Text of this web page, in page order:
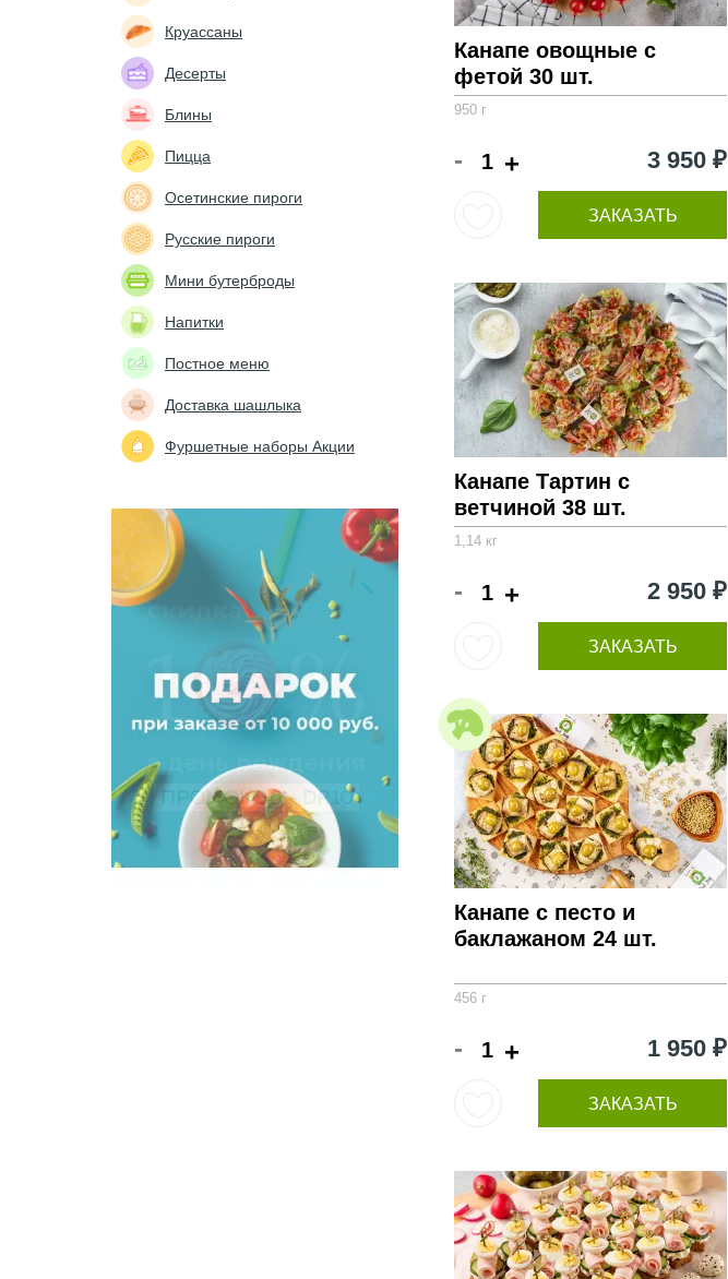
Круассаны
Десерты
Блины
Пицца
Осетинские пироги
Русские пироги
Мини бутерброды
Напитки
Постное меню
Доставка шашлыка
Фуршетные наборы Акции
Канапе овощные с
фетой 30 шт.
950 г
- + 3 950 ₽
ЗАКАЗАТЬ
Канапе Тартин с
ветчиной 38 шт.
1,14 кг
- + 2 950 ₽
ЗАКАЗАТЬ
Канапе с песто и
баклажаном 24 шт.
456 г
- + 1 950 ₽
ЗАКАЗАТЬ